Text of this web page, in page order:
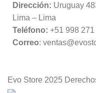
Dirección: Uruguay
Lima – Lima
Teléfono: +51 998
Correo:
Evo Store 2025